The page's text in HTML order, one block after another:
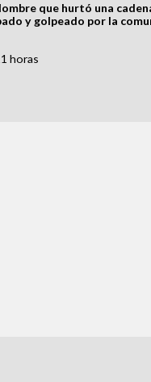
que hurtó una
y golpeado por la
horas